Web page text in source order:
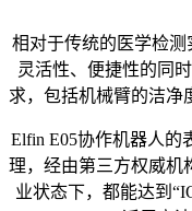
相对于传统的医学检测
灵活性、便捷性的同
求，包括机械臂的洁净
Elfin E05协作机器人的
理，经由第三方权威机
业状态下，都能达到